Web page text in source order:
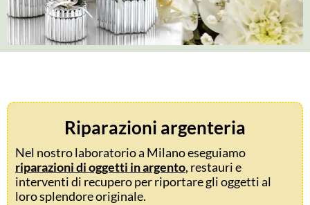
Riparazioni argenteria
Nel nostro laboratorio a Milano eseguiamo
riparazioni di oggetti in argento, restauri e
interventi di recupero per riportare gli oggetti al
loro splendore originale.